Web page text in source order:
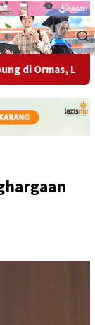
LSM, Forum